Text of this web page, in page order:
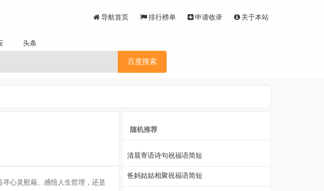
导航首页 排行榜单 申请收录 关于本站
头条
百度搜索
心灵慰藉、感悟人生哲理，还是
随机推荐
清晨寄语诗句祝福语简短
爸妈姑姑相聚祝福语简短